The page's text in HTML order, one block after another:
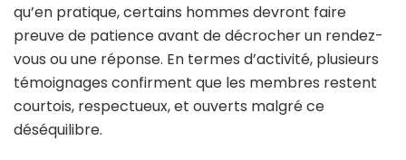
qu’en pratique, certains hommes devront faire
preuve de patience avant de décrocher un rendez-
vous ou une réponse. En termes d’activité, plusieurs
témoignages confirment que les membres restent
courtois, respectueux, et ouverts malgré ce
déséquilibre.